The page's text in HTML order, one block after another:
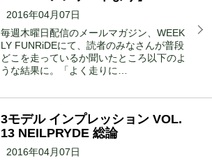
2016年04月07日
毎週木曜日配信のメールマガジン、WEEK
LY FUNRiDEにて、読者のみなさんが普段
どこを走っているか聞いたところ以下のよ
うな結果に。「よく走りに…
3モデル インプレッション VOL.
13 NEILPRYDE 総論
2016年04月07日